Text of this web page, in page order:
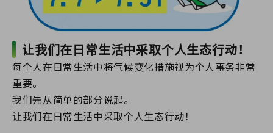
让我们在日常生活中采取个人生态行动！
每个人在日常生活中将气候变化措施视为个人事务非常
重要。
我们先从简单的部分说起。
让我们在日常生活中采取个人生态行动！